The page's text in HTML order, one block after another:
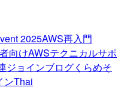
2025AWS再入門
向けAWSテクニカルサポ
ジョインブログくらめそ
ンThai